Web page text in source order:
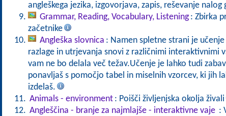
angleškega jezika, izgovorjava, zapis, reševanje nalog
Grammar, Reading, Vocabulary, Listening : Zbirka
začetnike
Angleška slovnica : Namen spletne strani je
razlage in utrjevanja snovi z različnimi interaktivnimi
vam ne bo delala več težav.Učenje je lahko tudi
ponavljaš s pomočjo tabel in miselnih vzorcev, ki jih
izdelaš.
Animals - environment : Poišči življenjska okolja živali
Angleščina - branje za najmlajše - interaktivne vaje :